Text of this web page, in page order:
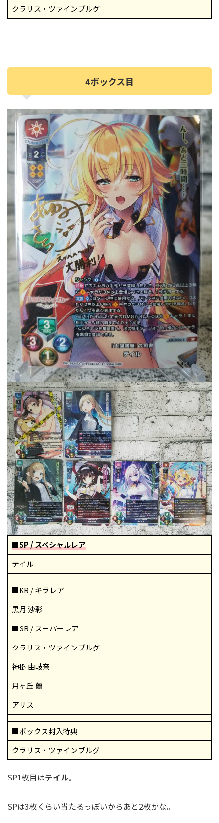
クラリス・ツァインブルグ
4ボックス目
■SP / スペシャルレア
テイル
■KR / キラレア
黒月 沙彩
■SR / スーパーレア
クラリス・ツァインブルグ
神掛 由岐奈
月ヶ丘 蘭
アリス
■ボックス封入特典
クラリス・ツァインブルグ
SP1枚目はテイル。
SPは3枚くらい当たるっぽいからあと2枚かな。